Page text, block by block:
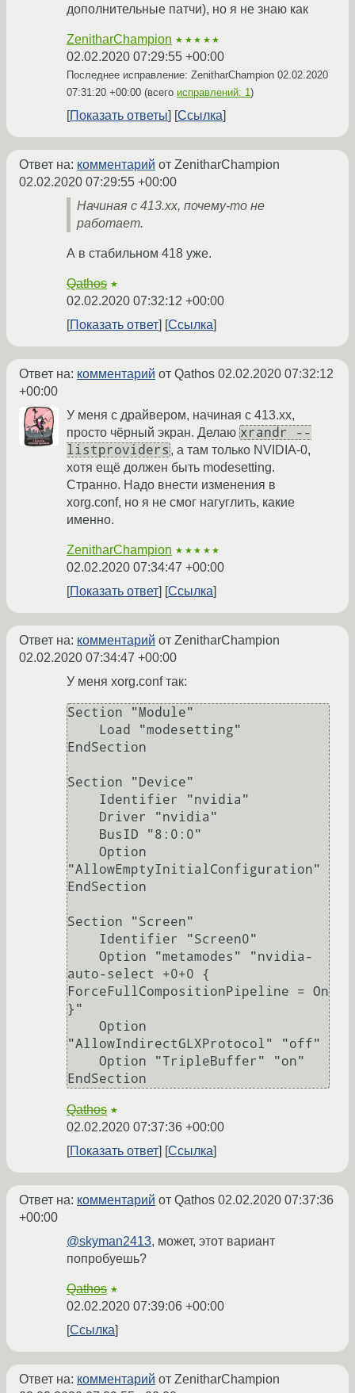
дополнительные патчи), но я не знаю как
ZenitharChampion ★★★★★
02.02.2020 07:29:55 +00:00
Последнее исправление: ZenitharChampion 02.02.2020
07:31:20 +00:00 (всего исправлений: 1)
Показать ответы Ссылка
Ответ на: комментарий от ZenitharChampion
02.02.2020 07:29:55 +00:00
Начиная с 413.xx, почему-то не
работает.
А в стабильном 418 уже.
Qathos ★
02.02.2020 07:32:12 +00:00
Показать ответ
Ссылка
Ответ на: комментарий от Qathos 02.02.2020 07:32:12
+00:00
У меня с драйвером, начиная с 413.xx,
просто чёрный экран. Делаю xrandr --
listproviders , а там только NVIDIA-0,
хотя ещё должен быть modesetting.
Странно. Надо внести изменения в
xorg.conf, но я не смог нагуглить, какие
именно.
ZenitharChampion ★★★★★
02.02.2020 07:34:47 +00:00
Показать ответ
Ссылка
Ответ на: комментарий от ZenitharChampion
02.02.2020 07:34:47 +00:00
У меня xorg.conf так:
Section "Module"
EndSection
Section "Device"
"AllowEmptyInitialConfiguration"
EndSection
Section "Screen"
auto-select +0+0 {
ForceFullCompositionPipeline = On
}"
"AllowIndirectGLXProtocol" "off"
Qathos ★
02.02.2020 07:37:36 +00:00
Показать ответ
Ссылка
Ответ на: комментарий от Qathos 02.02.2020 07:37:36
+00:00
@skyman2413, может, этот вариант
попробуешь?
Qathos ★
02.02.2020 07:39:06 +00:00
Ссылка
Ответ на: комментарий от ZenitharChampion